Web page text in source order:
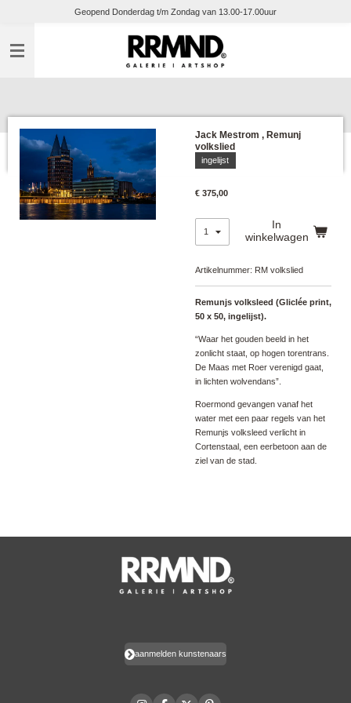
naar
de
Geopend Donderdag t/m Zondag van 13.00-17.00uur
Jack Mestrom , Remunj
volkslied
ingelijst
€ 375,00
In
winkelwagen
Artikelnummer: RM volkslied
Remunjs volksleed (Gliclée print,
50 x 50, ingelijst).
“Waar het gouden beeld in het
zonlicht staat, op hogen torentrans.
De Maas met Roer verenigd gaat,
in lichten wolvendans”.
Roermond gevangen vanaf het
water met een paar regels van het
Remunjs volksleed verlicht in
Cortenstaal, een eerbetoon aan de
ziel van de stad.
aanmelden kunstenaars